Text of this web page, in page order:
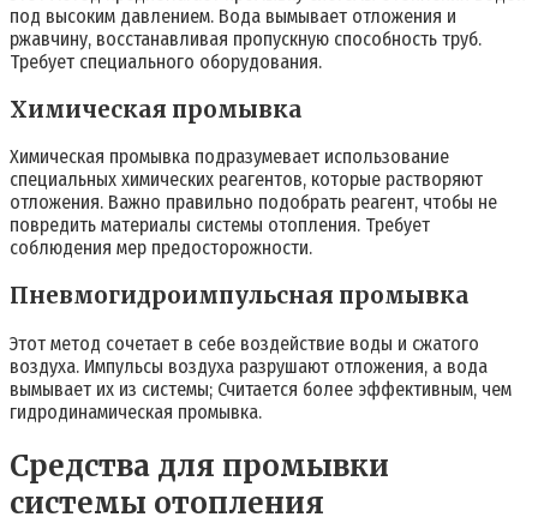
под высоким давлением. Вода вымывает отложения и
ржавчину, восстанавливая пропускную способность труб.
Требует специального оборудования.
Химическая промывка
Химическая промывка подразумевает использование
специальных химических реагентов, которые растворяют
отложения. Важно правильно подобрать реагент, чтобы не
повредить материалы системы отопления. Требует
соблюдения мер предосторожности.
Пневмогидроимпульсная промывка
Этот метод сочетает в себе воздействие воды и сжатого
воздуха. Импульсы воздуха разрушают отложения, а вода
вымывает их из системы; Считается более эффективным, чем
гидродинамическая промывка.
Средства для промывки
системы отопления